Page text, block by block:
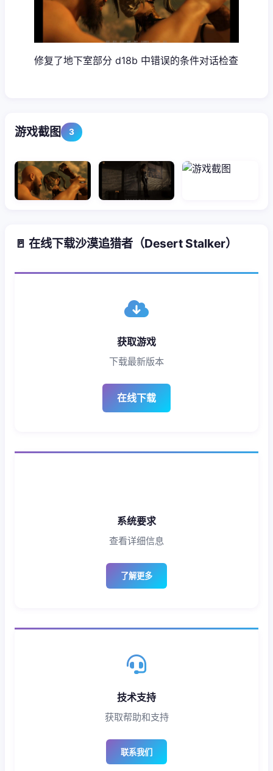
修复了地下室部分 d18b 中错误的条件对话检查
游戏截图 3
🚪 在线下载沙漠追猎者（Desert Stalker）
获取游戏
下载最新版本
在线下载
系统要求
查看详细信息
了解更多
技术支持
获取帮助和支持
联系我们